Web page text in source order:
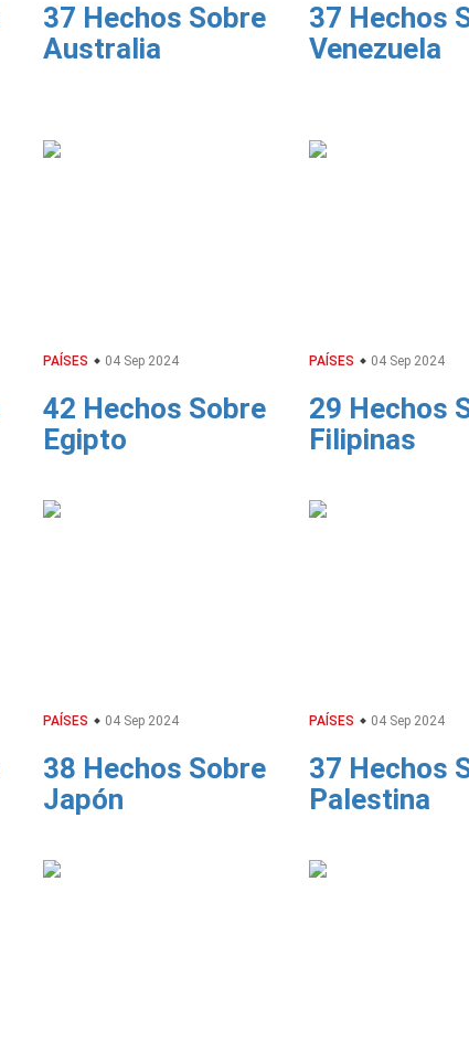
37 Hechos Sobre
Australia
37 Hechos
Venezuela
PAÍSES 04 Sep 2024
42 Hechos Sobre
Egipto
PAÍSES 04 Sep 2024
29 Hechos
Filipinas
PAÍSES 04 Sep 2024
38 Hechos Sobre
Japón
PAÍSES 04 Sep 2024
37 Hechos
Palestina